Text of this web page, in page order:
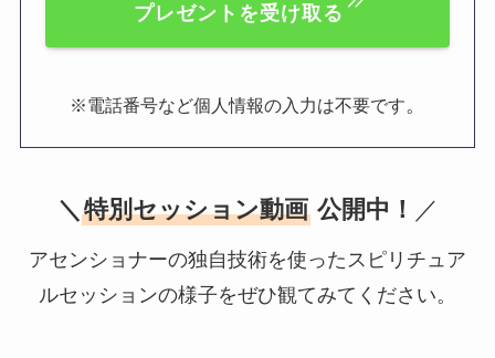
プレゼントを受け取る
※電話番号など個人情報の入力は不要です。
＼ 特別セッション動画公開中！ ／
アセンショナーの独自技術を使ったスピリチュア
ルセッションの様子をぜひ観てみてください。